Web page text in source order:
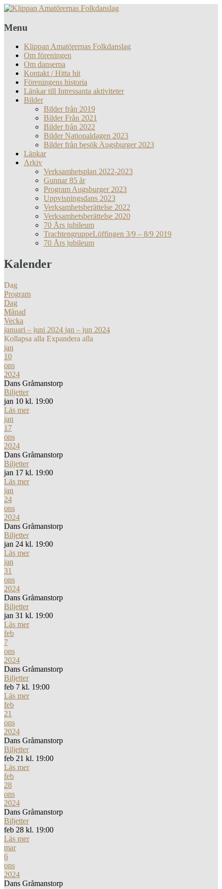
Menu
Klippan Amatörernas Folkdanslag
Om föreningen
Om danserna
Kontakt / Hitta hit
Föreningens historia
Länkar till Intressanta aktiviteter
Bilder
Bilder från 2019
Bilder Från 2021
Bilder från 2022
Bilder Nationaldagen 2023
Bilder från besök Augsburger 2023
Länkar
Arkiv
Verksamhetsplan 2022-2023
Gunnar 85 år
Program Augsburger 2023
Uppvisningsdans 2023
Verksamhetsberättelse 2022
Verksamhetsberättelse 2020
70 Års jubileum
TrachtengruppeLöffingen 3/9 – 8/9 2019
70 Års jubileum
Kalender
Dag
Program
Dag
Månad
Vecka
januari – juni 2024 jan – jun 2024
Kollapsa alla Expandera alla
jan
10
ons
2024
Dans Gråmanstorp
Biljetter
jan 10 kl. 19:00
Läs mer
jan
17
ons
2024
Dans Gråmanstorp
Biljetter
jan 17 kl. 19:00
Läs mer
jan
24
ons
2024
Dans Gråmanstorp
Biljetter
jan 24 kl. 19:00
Läs mer
jan
31
ons
2024
Dans Gråmanstorp
Biljetter
jan 31 kl. 19:00
Läs mer
feb
7
ons
2024
Dans Gråmanstorp
Biljetter
feb 7 kl. 19:00
Läs mer
feb
21
ons
2024
Dans Gråmanstorp
Biljetter
feb 21 kl. 19:00
Läs mer
feb
28
ons
2024
Dans Gråmanstorp
Biljetter
feb 28 kl. 19:00
Läs mer
mar
6
ons
2024
Dans Gråmanstorp